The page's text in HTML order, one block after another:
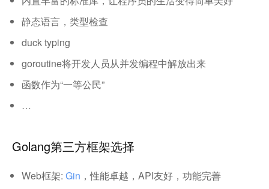
静态语言，类型检查
duck typing
goroutine将开发人员从并发编程中解放出来
函数作为“一等公民”
…
Golang第三方框架选择
Web框架: Gin ，性能卓越，API友好，功能完善